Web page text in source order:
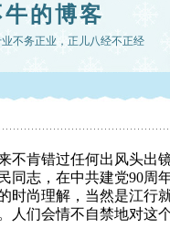
牛的博客
不务正业，正儿八经不正经
不肯错过任何出风头出
同志，在中共建党90周
时尚理解，当然是江行
人们会情不自禁地对这